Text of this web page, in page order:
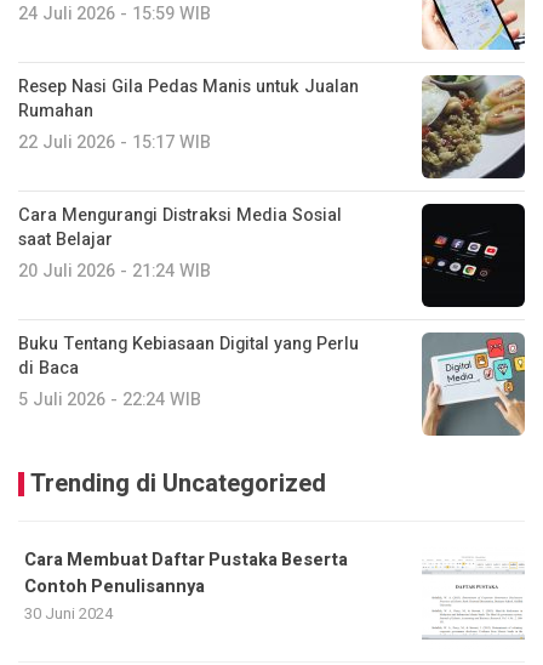
24 Juli 2026 - 15:59 WIB
Resep Nasi Gila Pedas Manis untuk Jualan
Rumahan
22 Juli 2026 - 15:17 WIB
Cara Mengurangi Distraksi Media Sosial
saat Belajar
20 Juli 2026 - 21:24 WIB
Buku Tentang Kebiasaan Digital yang Perlu
di Baca
5 Juli 2026 - 22:24 WIB
Trending di Uncategorized
Cara Membuat Daftar Pustaka Beserta
Contoh Penulisannya
30 Juni 2024